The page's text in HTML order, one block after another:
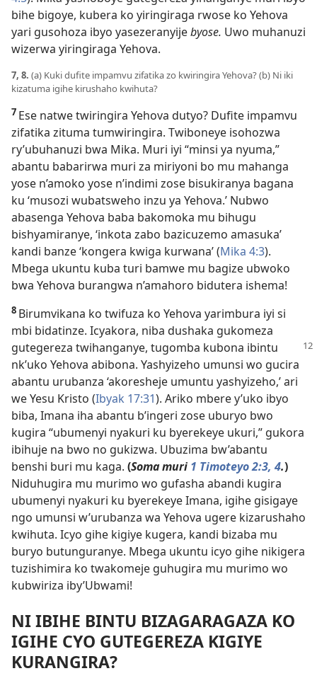
bihe bigoye, kubera ko yiringiraga rwose ko Yehova
yari gusohoza ibyo yasezeranyijebyose. Uwo muhanuzi
wizerwa yiringiraga Yehova.
7, 8. (a) Kuki dufite impamvu zifatika zo kwiringira Yehova? (b) Ni iki
kizatuma igihe kirushaho kwihuta?
7 Ese natwe twiringira Yehova dutyo? Dufite impamvu
zifatika zituma tumwiringira. Twiboneye isohozwa
ry’ubuhanuzi bwa Mika. Muri iyi “minsi ya nyuma,”
abantu babarirwa muri za miriyoni bo mu mahanga
yose n’amoko yose n’indimi zose bisukiranya bagana
ku ‘musozi wubatsweho inzu ya Yehova.’ Nubwo
abasenga Yehova baba bakomoka mu bihugu
bishyamiranye, ‘inkota zabo bazicuzemo amasuka’
kandi banze ‘kongera kwiga kurwana’ (Mika 4:3).
Mbega ukuntu kuba turi bamwe mu bagize ubwoko
bwa Yehova burangwa n’amahoro bidutera ishema!
8 Birumvikana ko twifuza ko Yehova yarimbura iyi si
mbi bidatinze. Icyakora, niba dushaka gukomeza
gutegereza twihanganye, tugomba kubona ibintu
nk’uko Yehova abibona. Yashyizeho umunsi wo gucira
abantu urubanza ‘akoresheje umuntu yashyizeho,’ ari
we Yesu Kristo (Ibyak 17:31). Ariko mbere y’uko ibyo
biba, Imana iha abantu b’ingeri zose uburyo bwo
kugira “ubumenyi nyakuri ku byerekeye ukuri,” gukora
ibihuje na bwo no gukizwa. Ubuzima bw’abantu
benshi buri mu kaga. (Soma muri 1 Timoteyo 2:3, 4.)
Niduhugira mu murimo wo gufasha abandi kugira
ubumenyi nyakuri ku byerekeye Imana, igihe gisigaye
ngo umunsi w’urubanza wa Yehova ugere kizarushaho
kwihuta. Icyo gihe kigiye kugera, kandi bizaba mu
buryo butunguranye. Mbega ukuntu icyo gihe nikigera
tuzishimira ko twakomeje guhugira mu murimo wo
kubwiriza iby’Ubwami!
NI IBIHE BINTU BIZAGARAGAZA KO
IGIHE CYO GUTEGEREZA KIGIYE
KURANGIRA?